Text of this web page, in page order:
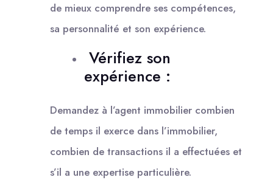
de mieux comprendre ses compétences,
sa personnalité et son expérience.
Vérifiez son
expérience :
Demandez à l’agent immobilier combien
de temps il exerce dans l’immobilier,
combien de transactions il a effectuées et
s’il a une expertise particulière.